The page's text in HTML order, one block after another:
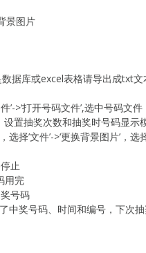
景图片
据库或excel表格请导出成txt
’->‘打开号码文件’,选中号码文
设置抽奖次数和抽奖时号码显示
择’文件’->‘更换背景图片’，
止
用完
号码
中奖号码、时间和编号，下次抽